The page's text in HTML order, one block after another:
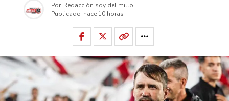
Por Redacción soy del millo
Publicado hace 10 horas